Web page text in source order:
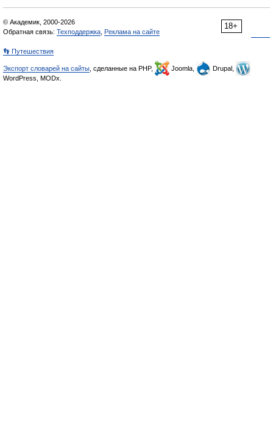
18+
© Академик, 2000-2026
Обратная связь: Техподдержка Реклама на сайте
👣 Путешествия
Экспорт словарей на сайты , сделанные на PHP, Joomla,
Drupal,
WordPress, MODx.